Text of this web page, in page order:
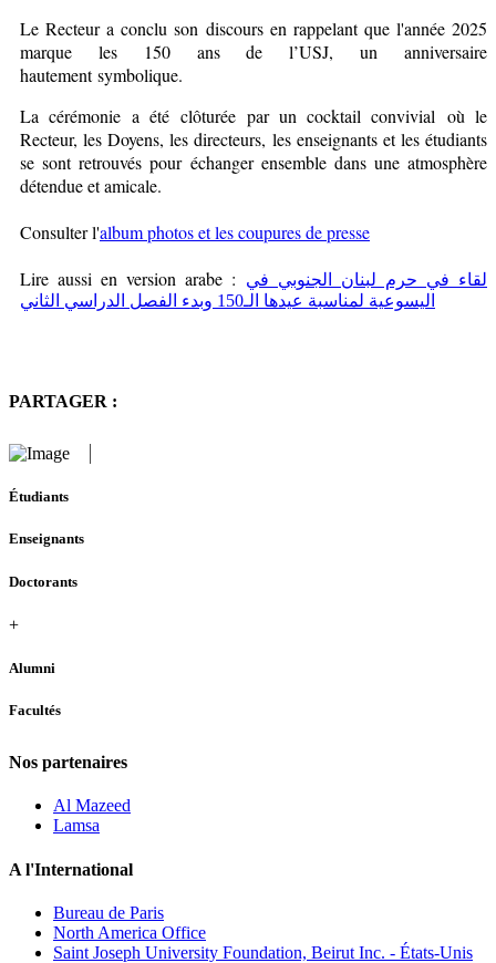
Le Recteur a conclu son discours en rappelant que l'année 2025
marque les 150 ans de l’USJ, un anniversaire
hautement symbolique.
La cérémonie a été clôturée par un cocktail convivial où le
Recteur, les Doyens, les directeurs, les enseignants et les étudiants
se sont retrouvés pour échanger ensemble dans une atmosphère
détendue et amicale.
Consulter l'album photos et les coupures de presse
Lire aussi en version arabe :
لقاء في حرم لبنان الجنوبي في
اليسوعية لمناسبة عيدها الـ150 وبدء الفصل الدراسي الثاني
PARTAGER :
Étudiants
Enseignants
Doctorants
+
Alumni
Facultés
Nos partenaires
Al Mazeed
Lamsa
A l'International
Bureau de Paris
North America Office
Saint Joseph University Foundation, Beirut Inc. - États-Unis